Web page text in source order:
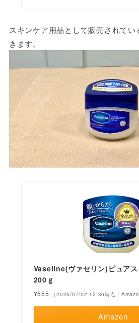
スキンケア用品として販売されて
きます。
Vaseline(ヴァセリン)ピュア
200ｇ
¥555 （2026/07/02 12:36時点 |
Amazon